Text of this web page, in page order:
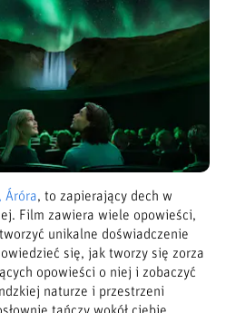
Áróra, to zapierający dech w
Film zawiera wiele opowieści,
unikalne doświadczenie
się, jak tworzy się zorza
opowieści o niej i zobaczyć
naturze i przestrzeni
tańczy wokół ciebie.